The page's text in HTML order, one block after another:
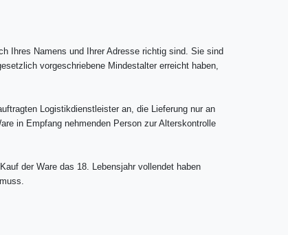
Ihres Namens und Ihrer Adresse richtig sind. Sie sind
vorgeschriebene Mindestalter erreicht haben,
Logistikdienstleister an, die Lieferung nur an
in Empfang nehmenden Person zur Alterskontrolle
der Ware das 18. Lebensjahr vollendet haben